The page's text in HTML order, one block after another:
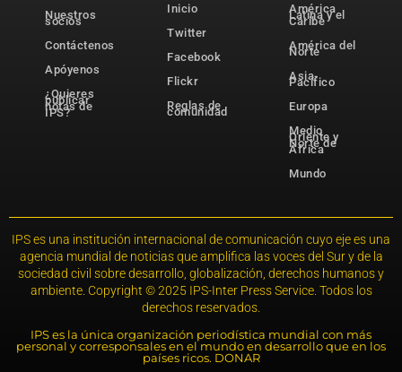
Nuestros
socios
Contáctenos
Apóyenos
¿Quieres
publicar
notas de
IPS?
Inicio
Twitter
Facebook
Flickr
Reglas de
comunidad
América
Latina y el
Caribe
América del
Norte
Asia-
Pacífico
Europa
Medio
Oriente y
Norte de
África
Mundo
IPS es una institución internacional de comunicación cuyo eje es una
agencia mundial de noticias que amplifica las voces del Sur y de la
sociedad civil sobre desarrollo, globalización, derechos humanos y
ambiente. Copyright © 2025 IPS-Inter Press Service. Todos los
derechos reservados.
IPS es la única organización periodística mundial con más
personal y corresponsales en el mundo en desarrollo que en los
países ricos. DONAR